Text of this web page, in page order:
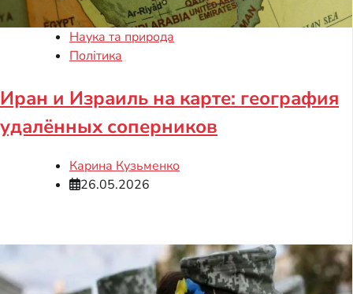
Наука та природа
Політика
Иран и Израиль на карте: география
удалённых соперников
Карина Кузьменко
26.05.2026